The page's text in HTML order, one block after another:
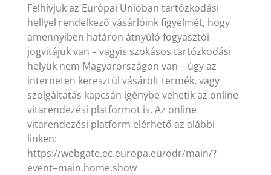
Felhívjuk az Európai Unióban tartózkodási
hellyel rendelkező vásárlóink figyelmét, hogy
amennyiben határon átnyúló fogyasztói
jogvitájuk van – vagyis szokásos tartózkodási
helyük nem Magyarországon van – úgy az
interneten keresztül vásárolt termék, vagy
szolgáltatás kapcsán igénybe vehetik az online
vitarendezési platformot is. Az online
vitarendezési platform elérhető az alábbi
linken:
https://webgate.ec.europa.eu/odr/main/?
event=main.home.show